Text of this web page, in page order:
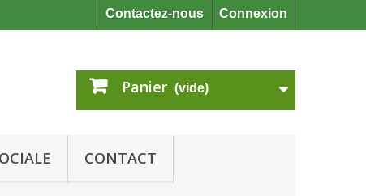
Connexion
Contactez-nous
Panier (vide)
CONTACT